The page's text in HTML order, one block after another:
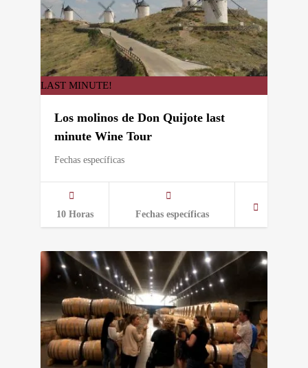
LAST MINUTE!
Los molinos de Don Quijote last
minute Wine Tour
Fechas específicas
10 Horas Fechas específicas